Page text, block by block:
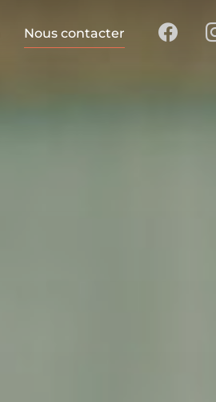
Nous contacter